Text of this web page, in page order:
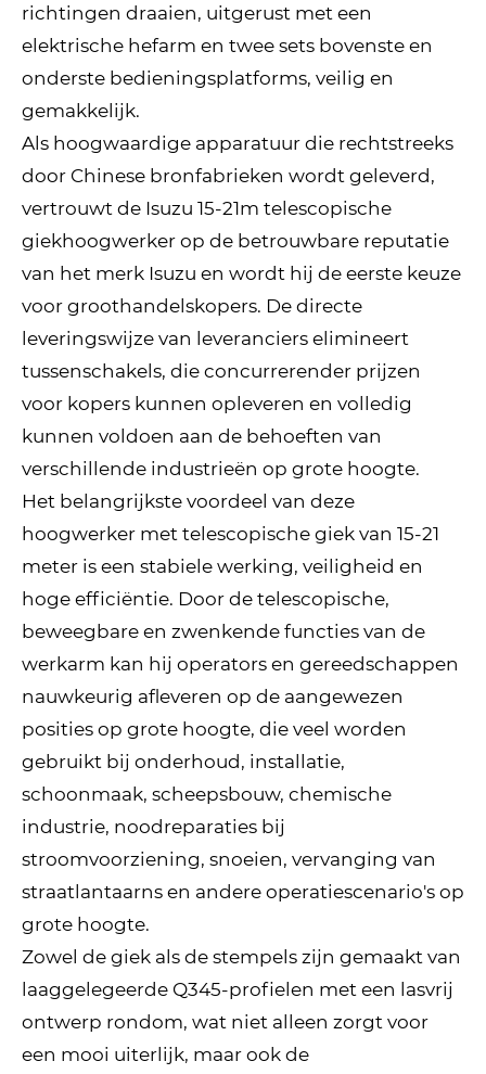
richtingen draaien, uitgerust met een
elektrische hefarm en twee sets bovenste en
onderste bedieningsplatforms, veilig en
gemakkelijk.
Als hoogwaardige apparatuur die rechtstreeks
door Chinese bronfabrieken wordt geleverd,
vertrouwt de Isuzu 15-21m telescopische
giekhoogwerker op de betrouwbare reputatie
van het merk Isuzu en wordt hij de eerste keuze
voor groothandelskopers. De directe
leveringswijze van leveranciers elimineert
tussenschakels, die concurrerender prijzen
voor kopers kunnen opleveren en volledig
kunnen voldoen aan de behoeften van
verschillende industrieën op grote hoogte.
Het belangrijkste voordeel van deze
hoogwerker met telescopische giek van 15-21
meter is een stabiele werking, veiligheid en
hoge efficiëntie. Door de telescopische,
beweegbare en zwenkende functies van de
werkarm kan hij operators en gereedschappen
nauwkeurig afleveren op de aangewezen
posities op grote hoogte, die veel worden
gebruikt bij onderhoud, installatie,
schoonmaak, scheepsbouw, chemische
industrie, noodreparaties bij
stroomvoorziening, snoeien, vervanging van
straatlantaarns en andere operatiescenario's op
grote hoogte.
Zowel de giek als de stempels zijn gemaakt van
laaggelegeerde Q345-profielen met een lasvrij
ontwerp rondom, wat niet alleen zorgt voor
een mooi uiterlijk, maar ook de